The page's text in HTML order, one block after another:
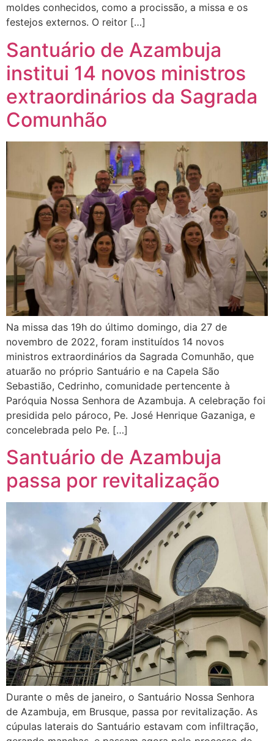
moldes conhecidos, como a procissão, a missa e os
festejos externos. O reitor […]
Santuário de Azambuja
institui 14 novos ministros
extraordinários da Sagrada
Comunhão
Na missa das 19h do último domingo, dia 27 de
novembro de 2022, foram instituídos 14 novos
ministros extraordinários da Sagrada Comunhão, que
atuarão no próprio Santuário e na Capela São
Sebastião, Cedrinho, comunidade pertencente à
Paróquia Nossa Senhora de Azambuja. A celebração foi
presidida pelo pároco, Pe. José Henrique Gazaniga, e
concelebrada pelo Pe. […]
Santuário de Azambuja
passa por revitalização
Durante o mês de janeiro, o Santuário Nossa Senhora
de Azambuja, em Brusque, passa por revitalização. As
cúpulas laterais do Santuário estavam com infiltração,